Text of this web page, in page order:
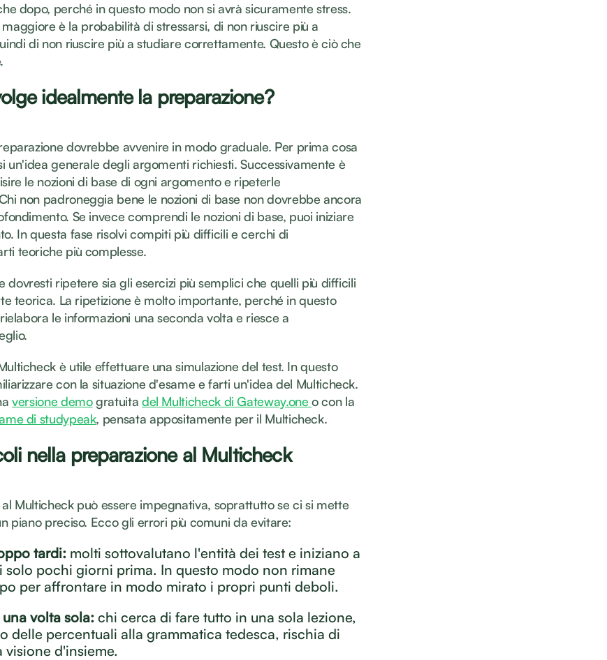
dopo, perché in questo modo non si avrà sicuramente stress.
maggiore è la probabilità di stressarsi, di non riuscire più a
di non riuscire più a studiare correttamente. Questo è ciò che
idealmente la preparazione?
dovrebbe avvenire in modo graduale. Per prima cosa
un'idea generale degli argomenti richiesti. Successivamente è
le nozioni di base di ogni argomento e ripeterle
non padroneggia bene le nozioni di base non dovrebbe ancora
Se invece comprendi le nozioni di base, puoi iniziare
In questa fase risolvi compiti più difficili e cerchi di
teoriche più complesse.
dovresti ripetere sia gli esercizi più semplici che quelli più difficili
teorica. La ripetizione è molto importante, perché in questo
le informazioni una seconda volta e riesce a
è utile effettuare una simulazione del test. In questo
con la situazione d'esame e farti un'idea del Multicheck.
versione demogratuita del Multicheck di Gateway.oneo con la
di studypeak, pensata appositamente per il Multicheck.
nella preparazione al Multicheck
Multicheck può essere impegnativa, soprattutto se ci si mette
piano preciso. Ecco gli errori più comuni da evitare:
tardi: molti sottovalutano l'entità dei test e iniziano a
solo pochi giorni prima. In questo modo non rimane
per affrontare in modo mirato i propri punti deboli.
volta sola: chi cerca di fare tutto in una sola lezione,
delle percentuali alla grammatica tedesca, rischia di
visione d'insieme.